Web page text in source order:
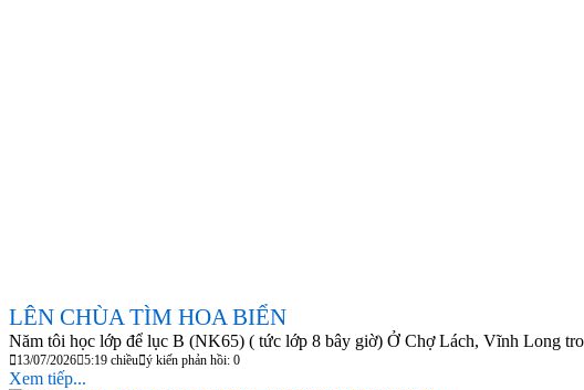
LÊN CHÙA TÌM HOA BIỂN
Năm tôi học lớp để lục B (NK65) ( tức lớp 8 bây giờ) Ở Chợ Lách, Vĩnh Long
13/07/2026 5:19 chiều ý kiến phản hồi: 0
Xem tiếp...